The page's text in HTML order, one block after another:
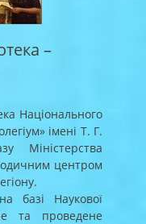
–
Національного
імені Т. Г.
Міністерства
центром
Наукової
та проведене